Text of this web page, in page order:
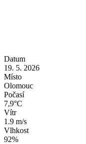
Datum
19. 5. 2026
Místo
Olomouc
Počasí
7,9°C
Vítr
1.9 m/s
Vlhkost
92%